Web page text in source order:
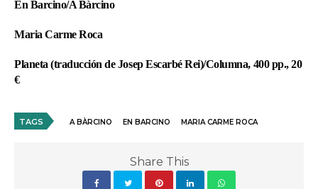
En Barcino/A Bàrcino
Maria Carme Roca
Planeta (traducción de Josep Escarbé Rei)/Columna, 400 pp., 20
€
TAGS A BÀRCINO EN BARCINO MARIA CARME ROCA
Share This